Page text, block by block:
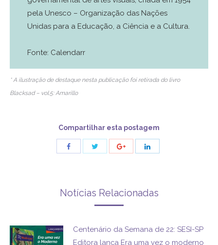
pela Unesco – Organização das Nações
Unidas para a Educação, a Ciência e a Cultura.
Fonte: Calendarr
* A ilustração de destaque nesta publicação foi retirada do livro
Blacksad – vol.5: Amarillo
Compartilhar esta postagem
Share Share Share
Notícias Relacionadas
Centenário da Semana de 22: SESI-SP
Editora lança Era uma vez o moderno